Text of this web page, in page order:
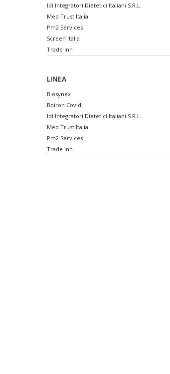
Idi Integratori Dietetici Italiani S.R.L.
Med Trust Italia
Pm2 Services
Screen Italia
Trade Inn
LINEA
Biosynex
Boiron Covid
Idi Integratori Dietetici Italiani S.R.L.
Med Trust Italia
Pm2 Services
Trade Inn